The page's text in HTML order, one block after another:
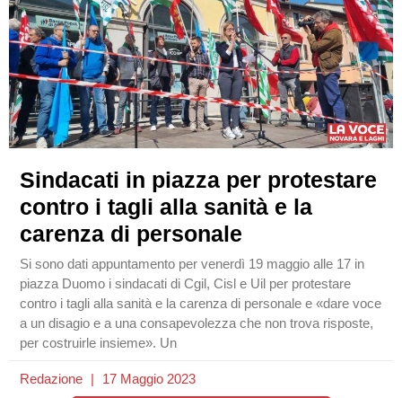
Sindacati in piazza per protestare
contro i tagli alla sanità e la
carenza di personale
Si sono dati appuntamento per venerdì 19 maggio alle 17 in
piazza Duomo i sindacati di Cgil, Cisl e Uil per protestare
contro i tagli alla sanità e la carenza di personale e «dare voce
a un disagio e a una consapevolezza che non trova risposte,
per costruirle insieme». Un
Redazione 17 Maggio 2023